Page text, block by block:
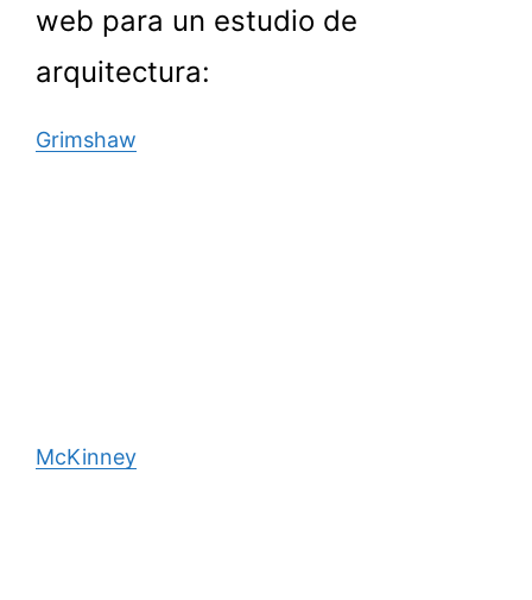
web para un estudio de
arquitectura:
Grimshaw
McKinney